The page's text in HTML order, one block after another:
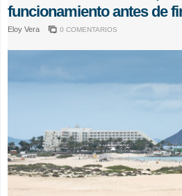
funcionamiento antes de
Eloy Vera 0 COMENTARIOS